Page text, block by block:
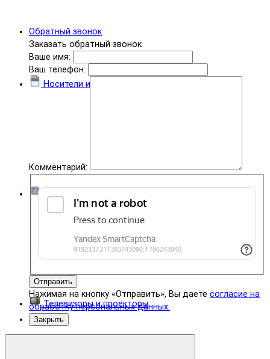
Обратный звонок
Заказать обратный звонок
Ваше имя:
Ваш телефон:
Комментарий:
Отправить
Нажимая на кнопку «Отправить», Вы даете согласие на
обработку персональных данных.
Закрыть
Носители информации
Комплектующие
Телевизоры и проекторы